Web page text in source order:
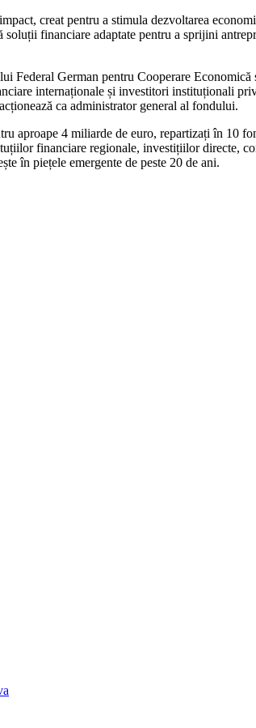
creat pentru a stimula dezvoltarea
soluții financiare adaptate pentru a sprijini
German pentru Cooperare
internaționale și investitori instituționali
ca administrator general al fondului.
aproape 4 miliarde de euro, repartizați în 10
financiare regionale, investițiilor directe,
în piețele emergente de peste 20 de ani.